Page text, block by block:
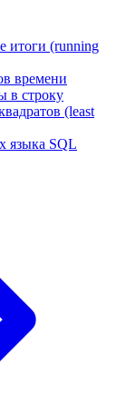
итоги (running
времени
в строку
(least
языка SQL